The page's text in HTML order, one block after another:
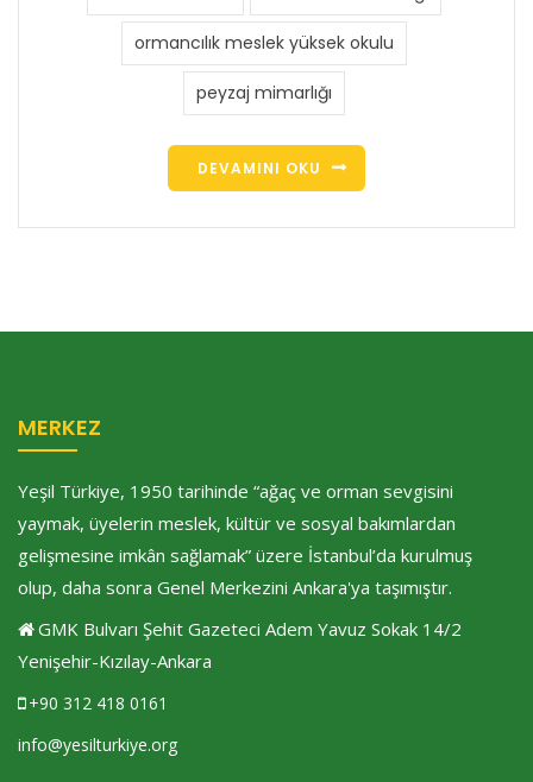
ormancılık meslek yüksek okulu
peyzaj mimarlığı
DEVAMINI OKU
MERKEZ
Yeşil Türkiye, 1950 tarihinde “ağaç ve orman sevgisini
yaymak, üyelerin meslek, kültür ve sosyal bakımlardan
gelişmesine imkân sağlamak” üzere İstanbul’da kurulmuş
olup, daha sonra Genel Merkezini Ankara'ya taşımıştır.
GMK Bulvarı Şehit Gazeteci Adem Yavuz Sokak 14/2
Yenişehir-Kızılay-Ankara
+90 312 418 0161
info@yesilturkiye.org